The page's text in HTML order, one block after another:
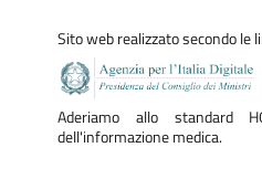
Sito web realizzato secondo le
Aderiamo allo standard
dell'informazione medica.